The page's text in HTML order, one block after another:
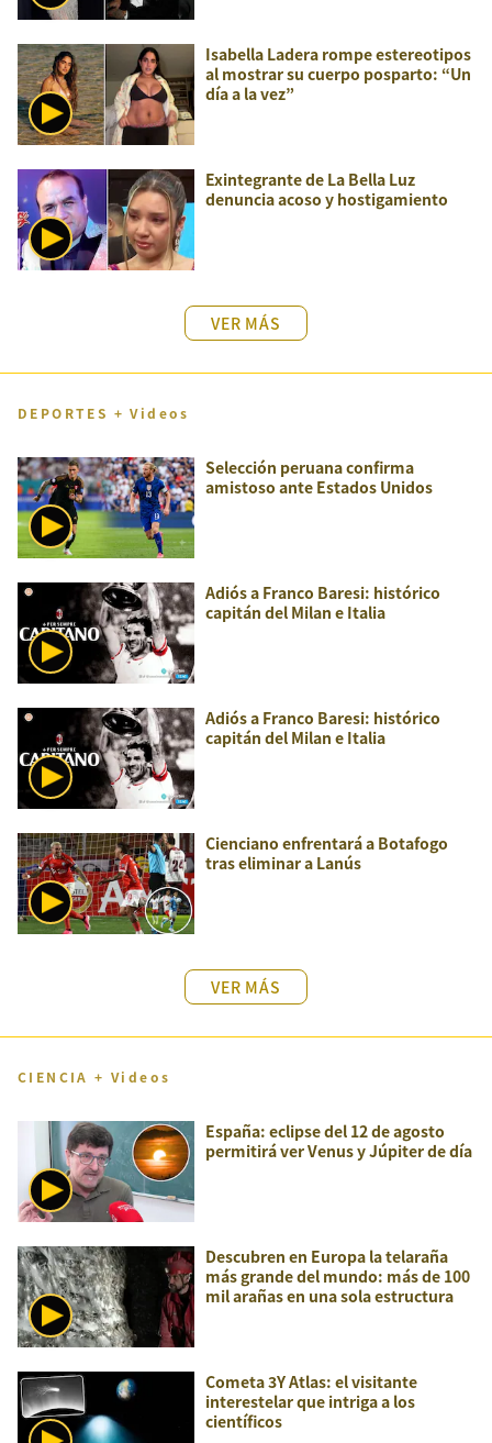
Isabella Ladera rompe estereotipos
al mostrar su cuerpo posparto: “Un
día a la vez”
Exintegrante de La Bella Luz
denuncia acoso y hostigamiento
VER MÁS
DEPORTES + Videos
Selección peruana confirma
amistoso ante Estados Unidos
Adiós a Franco Baresi: histórico
capitán del Milan e Italia
Adiós a Franco Baresi: histórico
capitán del Milan e Italia
Cienciano enfrentará a Botafogo
tras eliminar a Lanús
VER MÁS
CIENCIA + Videos
España: eclipse del 12 de agosto
permitirá ver Venus y Júpiter de día
Descubren en Europa la telaraña
más grande del mundo: más de 100
mil arañas en una sola estructura
Cometa 3Y Atlas: el visitante
interestelar que intriga a los
científicos